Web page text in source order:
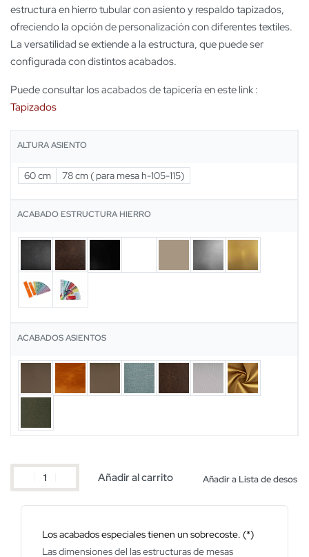
estructura en hierro tubular con asiento y respaldo tapizados,
ofreciendo la opción de personalización con diferentes textiles.
La versatilidad se extiende a la estructura, que puede ser
configurada con distintos acabados.
Puede consultar los acabados de tapicería en este link :
Tapizados
ALTURA ASIENTO
60 cm 78 cm ( para mesa h-105-115)
ACABADO ESTRUCTURA HIERRO
ACABADOS ASIENTOS
Añadir al carrito Añadir a Lista de desos
Los acabados especiales tienen un sobrecoste. (*)
Las dimensiones del las estructuras de mesas